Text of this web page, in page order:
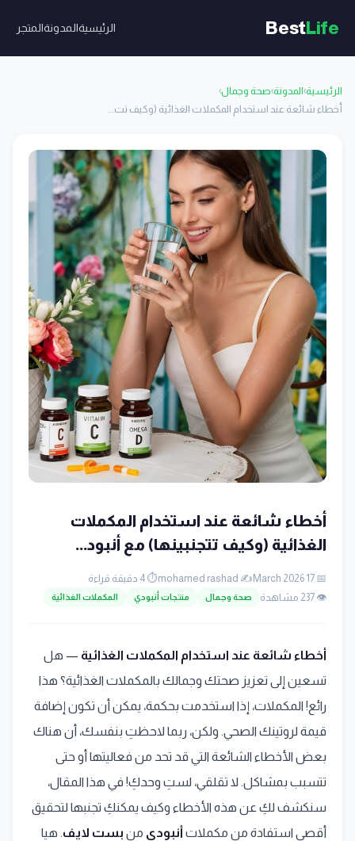
BestLife الرئيسيةالمدونةالمتجر
الرئيسية›المدونة›صحة وجمال›
أخطاء شائعة عند استخدام المكملات الغذائية (وكيف تت...
أخطاء شائعة عند استخدام المكملات
الغذائية (وكيف تتجنبينها) مع أنبود...
📅 17 March 2026
✍️ mohamed rashad
⏱️ 4 دقيقة قراءة
👁️ 237 مشاهدة
صحة وجمال منتجات أنبودي المكملات الغذائية
أخطاء شائعة عند استخدام المكملات الغذائية — هل
تسعين إلى تعزيز صحتك وجمالك بالمكملات الغذائية؟ هذا
رائع! المكملات، إذا استخدمت بحكمة، يمكن أن تكون إضافة
قيمة لروتينك الصحي. ولكن، ربما لاحظتِ بنفسك، أن هناك
بعض الأخطاء الشائعة التي قد تحد من فعاليتها أو حتى
تتسبب بمشاكل. لا تقلقي، لستِ وحدكِ! في هذا المقال،
سنكشف لكِ عن هذه الأخطاء وكيف يمكنكِ تجنبها لتحقيق
أقصى استفادة من مكملات أنبودي من بست لايف. هيا